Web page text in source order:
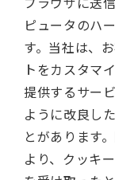
ピュータのハ
す。当社は、
トをカスタマ
提供するサー
ように改良し
とがあります
より、クッキ